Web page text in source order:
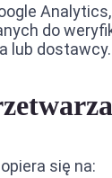
do
lub dostawcy.
się na: